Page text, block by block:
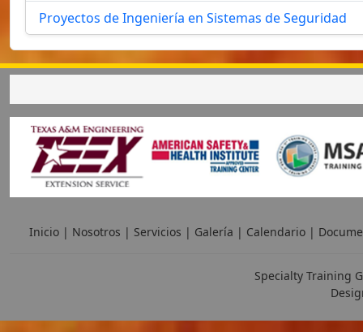
Proyectos de Ingeniería en Sistemas de Seguridad
Inicio | Nosotros | Servicios | Galería | Calendario |
Specialty Training